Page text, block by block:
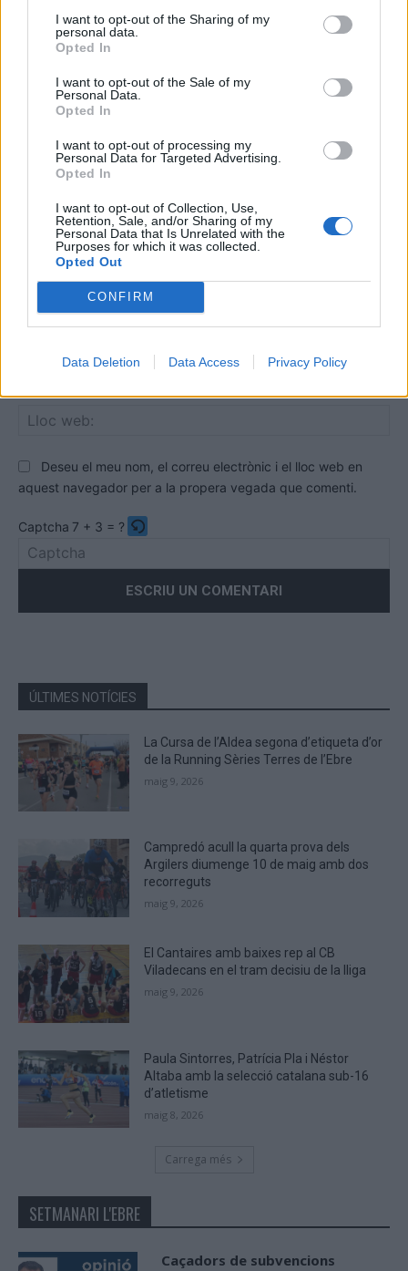
I want to opt-out of the Sharing of my
personal data.
Opted In
I want to opt-out of the Sale of my
Personal Data.
Opted In
I want to opt-out of processing my
Personal Data for Targeted Advertising.
Opted In
I want to opt-out of Collection, Use,
Retention, Sale, and/or Sharing of my
Personal Data that Is Unrelated with the
Purposes for which it was collected.
Opted Out
CONFIRM
Data Deletion Data Access Privacy Policy
DEIXA UNA RESPOSTA
Deseu el meu nom, el correu electrònic i el lloc web en
aquest navegador per a la propera vegada que comenti.
Captcha 7 + 3 = ?
the
the
CAPTCHA
to
verify
that
you
ÚLTIMES NOTÍCIES
La Cursa de l’Aldea segona d’etiqueta d’or
de la Running Sèries Terres de l’Ebre
maig 9, 2026
Campredó acull la quarta prova dels
Argilers diumenge 10 de maig amb dos
recorreguts
maig 9, 2026
El Cantaires amb baixes rep al CB
Viladecans en el tram decisiu de la lliga
maig 9, 2026
Paula Sintorres, Patrícia Pla i Néstor
Altaba amb la selecció catalana sub-16
d’atletisme
maig 8, 2026
Carrega més
SETMANARI L'EBRE
Caçadors de subvencions